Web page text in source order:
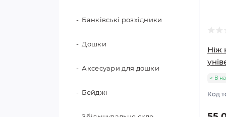
Банківські розхідники
Дошки
Аксесуари для дошки
Бейджі
Ніж
В
Код